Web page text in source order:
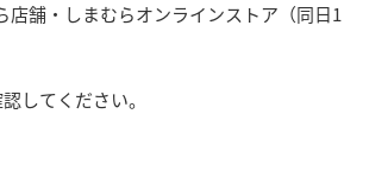
店舗・しまむらオンラインストア（同日1
してください。